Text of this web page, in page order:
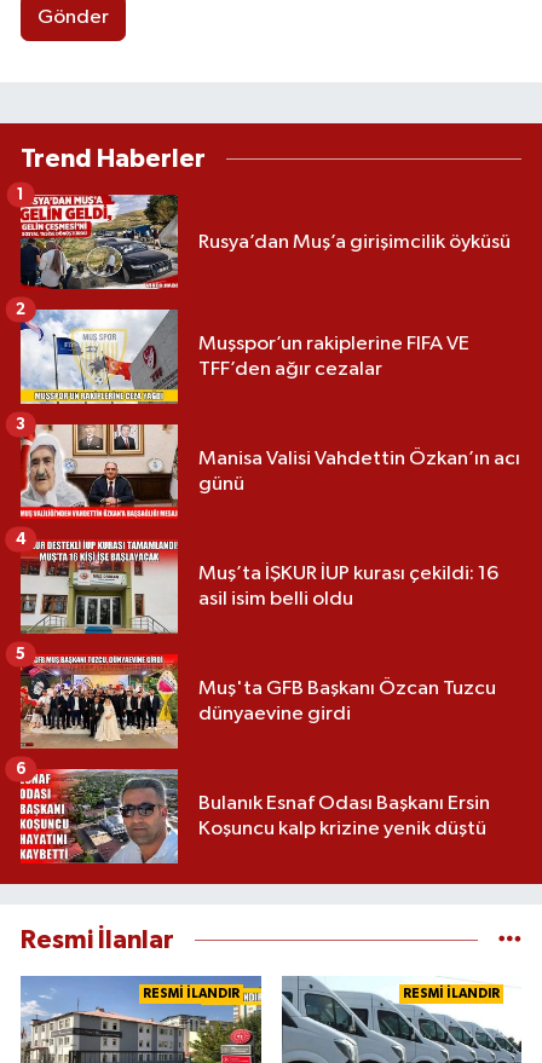
Gönder
Trend Haberler
Rusya’dan Muş’a girişimcilik öyküsü
1
Muşspor’un rakiplerine FIFA VE
TFF’den ağır cezalar
2
Manisa Valisi Vahdettin Özkan’ın acı
günü
3
Muş’ta İŞKUR İUP kurası çekildi: 16
asil isim belli oldu
4
Muş'ta GFB Başkanı Özcan Tuzcu
dünyaevine girdi
5
Bulanık Esnaf Odası Başkanı Ersin
Koşuncu kalp krizine yenik düştü
6
Resmi İlanlar
RESMİ İLANDIR RESMİ İLANDIR